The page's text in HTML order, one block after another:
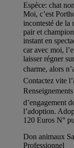
Espèce: chat
Moi, c’est
incontesté de
pair et
instant en
car avec moi,
laisser régner
charme, alors
Contactez vite
d’engagement
l’adoption.
120 Euros N°
Don animaux
Professionnel